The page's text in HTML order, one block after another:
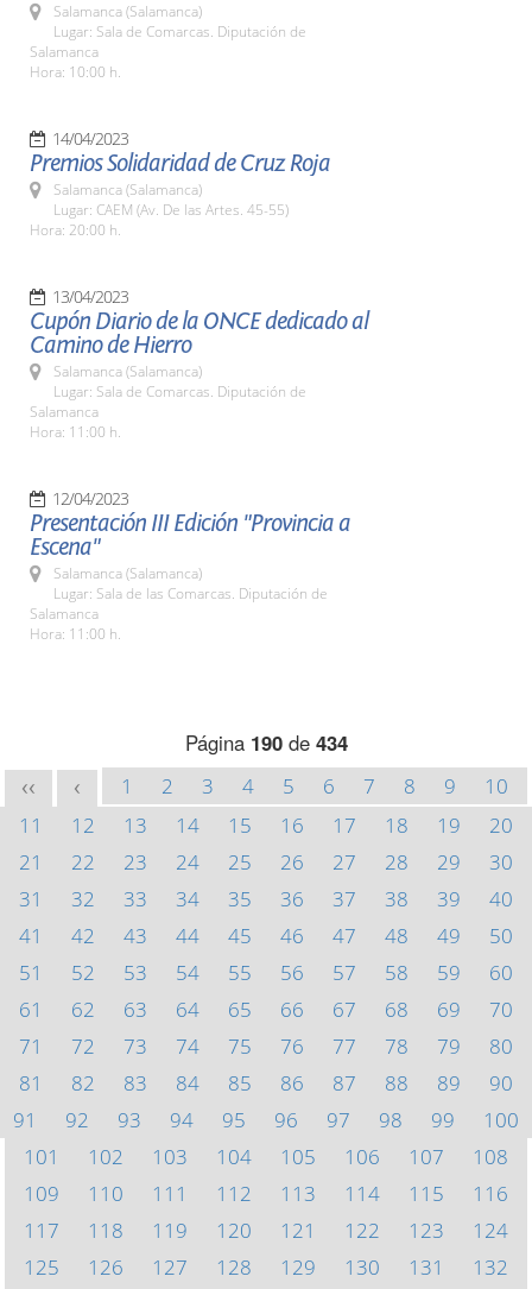
Salamanca (Salamanca)
Lugar: Sala de Comarcas. Diputación de
Salamanca
Hora: 10:00 h.
14/04/2023
Premios Solidaridad de Cruz Roja
Salamanca (Salamanca)
Lugar: CAEM (Av. De las Artes. 45-55)
Hora: 20:00 h.
13/04/2023
Cupón Diario de la ONCE dedicado al
Camino de Hierro
Salamanca (Salamanca)
Lugar: Sala de Comarcas. Diputación de
Salamanca
Hora: 11:00 h.
12/04/2023
Presentación III Edición "Provincia a
Escena"
Salamanca (Salamanca)
Lugar: Sala de las Comarcas. Diputación de
Salamanca
Hora: 11:00 h.
Página 190de 434
<< < 1 2 3 4 5 6 7 8 9
10
11
12 13 14 15 16 17 18 19
20
21
22 23 24 25 26 27 28 29
30
31
32 33 34 35 36 37 38 39
40
41
42 43 44 45 46 47 48 49
50
51
52 53 54 55 56 57 58 59
60
61
62 63 64 65 66 67 68 69
70
71
72 73 74 75 76 77 78 79
80
81
82 83 84 85 86 87 88 89
90
91
92 93 94 95 96 97 98 99
100
101
102 103 104 105 106 107
108
109
110 111 112 113 114 115
116
117
118 119 120 121 122 123
124
125
126 127 128 129 130 131
132